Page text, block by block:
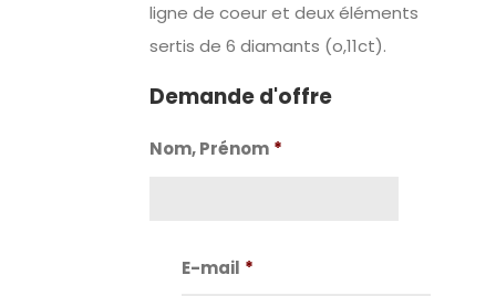
ligne de coeur et deux éléments
sertis de 6 diamants (o,11ct).
Demande d'offre
Nom, Prénom *
E-mail *